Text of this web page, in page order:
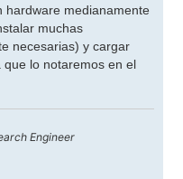
hardware medianamente
muchas
necesarias) y cargar
que lo notaremos en el
Engineer